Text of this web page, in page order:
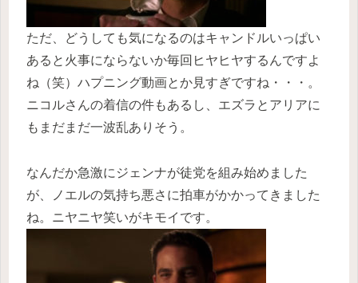
ただ、どうしても気になるのはキャンドルいっぱい
あると火事にならないか毎回ヒヤヒヤするんですよ
ね（笑）ハプニング動画とか見すぎですね・・・。
ニコルさんの着信の件もあるし、エズラとアリアに
もまだまだ一波乱ありそう。
なんだか急激にジェンナが徒党を組み始めました
が、ノエルの気持ち悪さに拍車がかかってきました
ね。ニヤニヤ笑いがキモイです。